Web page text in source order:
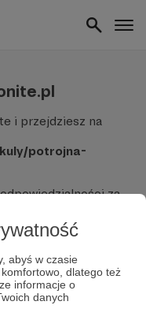
abyś w czasie
komfortowo, dlatego też
informacje o
danych
i przejdziesz na
potrojna-
za
ani informacji
klikniesz przycisk
i zweryfikuj